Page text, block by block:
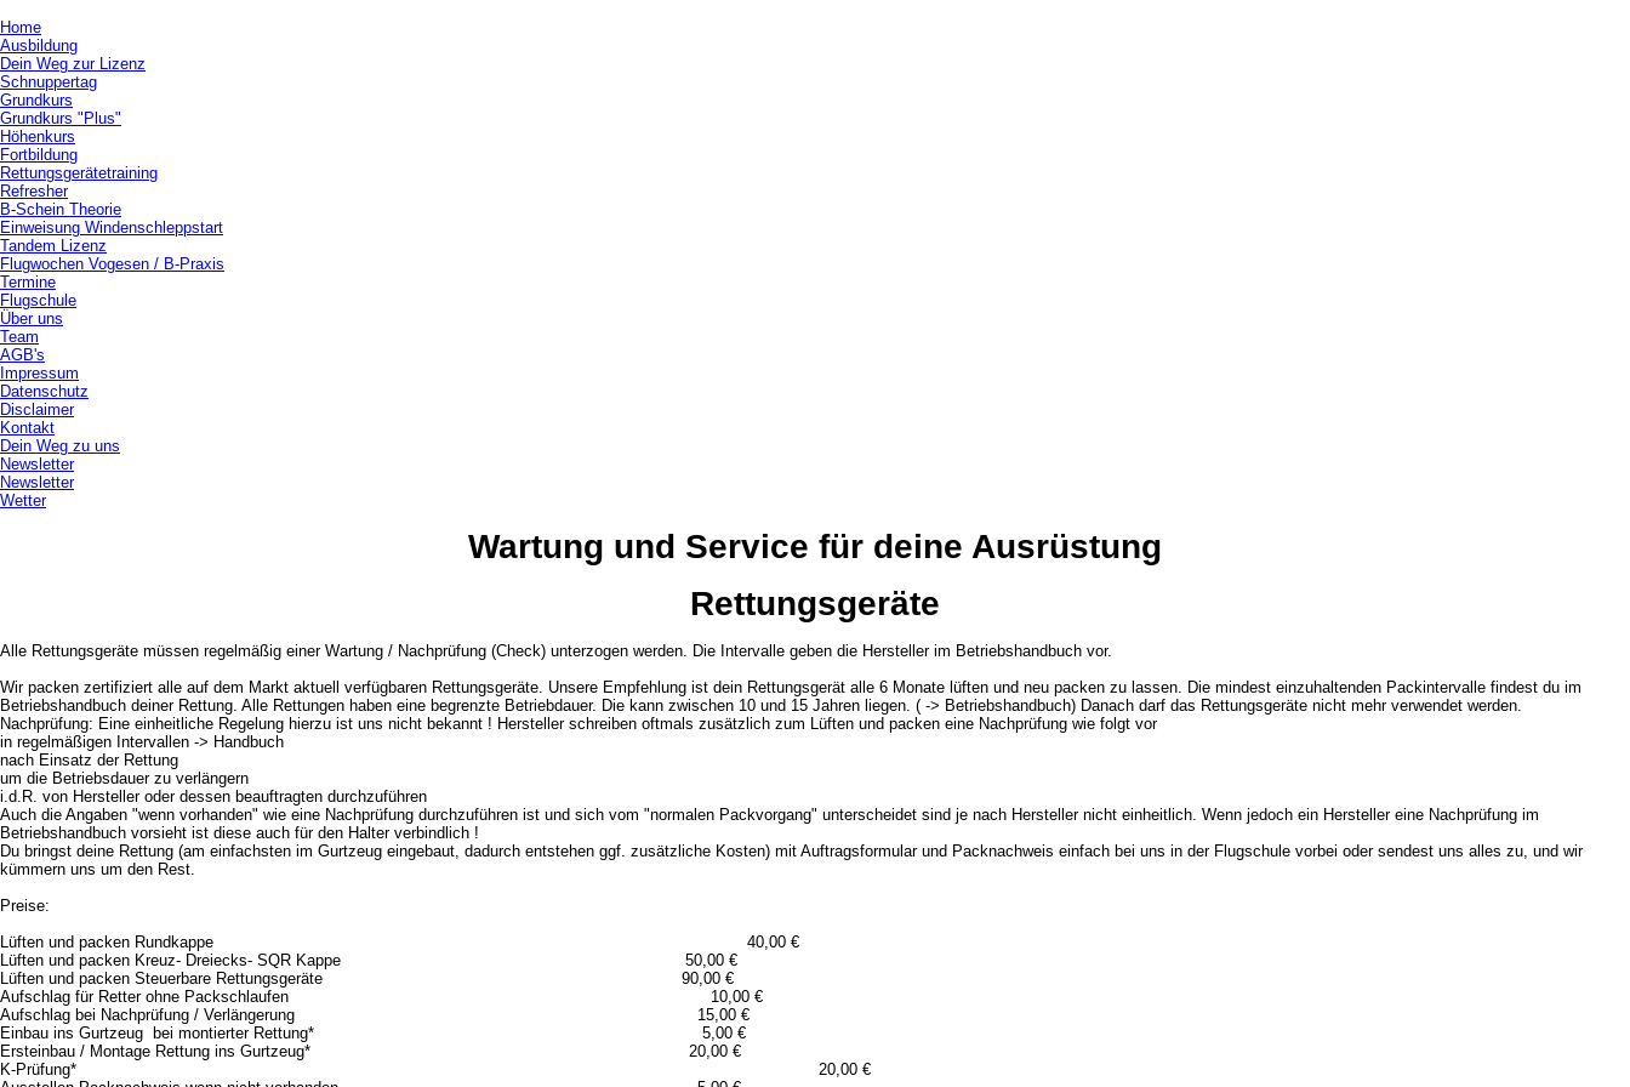
Home
Ausbildung
Dein Weg zur Lizenz
Schnuppertag
Grundkurs
Grundkurs "Plus"
Höhenkurs
Fortbildung
Rettungsgerätetraining
Refresher
B-Schein Theorie
Einweisung Windenschleppstart
Tandem Lizenz
Flugwochen Vogesen / B-Praxis
Termine
Flugschule
Über uns
Team
AGB's
Impressum
Datenschutz
Disclaimer
Kontakt
Dein Weg zu uns
Newsletter
Newsletter
Wetter
Wartung und Service für deine Ausrüstung
Rettungsgeräte
Alle Rettungsgeräte müssen regelmäßig einer Wartung / Nachprüfung (Check) unterzogen werden. Die Intervalle geben die Hersteller im Betriebshandbuch vor.
Wir packen zertifiziert alle auf dem Markt aktuell verfügbaren Rettungsgeräte. Unsere Empfehlung ist dein Rettungsgerät alle 6 Monate lüften und neu packen zu lassen. Die mindest einzuhaltenden Packintervalle findest du im
Betriebshandbuch deiner Rettung. Alle Rettungen haben eine begrenzte Betriebdauer. Die kann zwischen 10 und 15 Jahren liegen. ( -> Betriebshandbuch) Danach darf das Rettungsgeräte nicht mehr verwendet werden.
Nachprüfung: Eine einheitliche Regelung hierzu ist uns nicht bekannt ! Hersteller schreiben oftmals zusätzlich zum Lüften und packen eine Nachprüfung wie folgt vor
in regelmäßigen Intervallen -> Handbuch
nach Einsatz der Rettung
um die Betriebsdauer zu verlängern
i.d.R. von Hersteller oder dessen beauftragten durchzuführen
Auch die Angaben "wenn vorhanden" wie eine Nachprüfung durchzuführen ist und sich vom "normalen Packvorgang" unterscheidet sind je nach Hersteller nicht einheitlich. Wenn jedoch ein Hersteller eine Nachprüfung im
Betriebshandbuch vorsieht ist diese auch für den Halter verbindlich !
Du bringst deine Rettung (am einfachsten im Gurtzeug eingebaut, dadurch entstehen ggf. zusätzliche Kosten) mit Auftragsformular und Packnachweis einfach bei uns in der Flugschule vorbei oder sendest uns alles zu, und wir
kümmern uns um den Rest.
Preise:
Lüften und packen Rundkappe 40,00 €
Lüften und packen Kreuz- Dreiecks- SQR Kappe 50,00 €
Lüften und packen Steuerbare Rettungsgeräte 90,00 €
Aufschlag für Retter ohne Packschlaufen 10,00 €
Aufschlag bei Nachprüfung / Verlängerung 15,00 €
Einbau ins Gurtzeug bei montierter Rettung* 5,00 €
Ersteinbau / Montage Rettung ins Gurtzeug* 20,00 €
K-Prüfung* 20,00 €